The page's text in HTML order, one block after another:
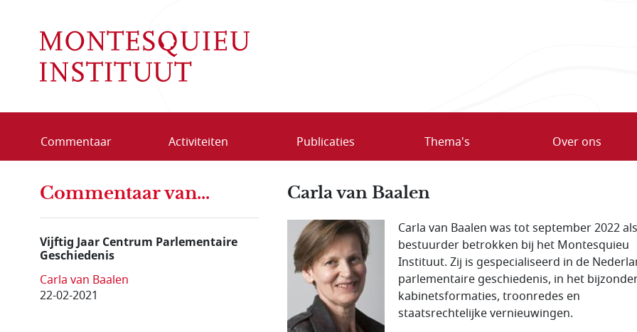
Commentaar Activiteiten Publicaties Thema's Over ons
Carla van Baalen
Carla van Baalen was tot september 2022 als
bestuurder betrokken bij het Montesquieu
Instituut. Zij is gespecialiseerd in de
parlementaire geschiedenis, in het
kabinetsformaties, troonredes en
staatsrechtelijke vernieuwingen.
Commentaar van...
Vijftig Jaar Centrum Parlementaire
Geschiedenis
Carla van Baalen
22-02-2021